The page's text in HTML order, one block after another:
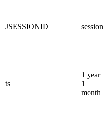
JSESSIONID session
ts
1 year
1
month